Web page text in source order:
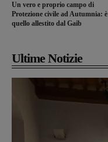
Un vero e proprio campo di
Protezione civile ad Autumnia: è
quello allestito dal Gaib
Ultime Notizie